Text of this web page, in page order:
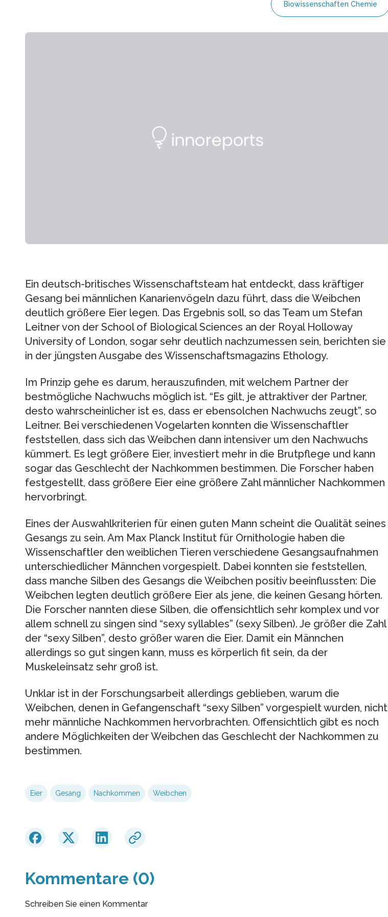
Biowissenschaften Chemie
Ein deutsch-britisches Wissenschaftsteam hat entdeckt, dass kräftiger
Gesang bei männlichen Kanarienvögeln dazu führt, dass die Weibchen
deutlich größere Eier legen. Das Ergebnis soll, so das Team um Stefan
Leitner von der School of Biological Sciences an der Royal Holloway
University of London, sogar sehr deutlich nachzumessen sein, berichten sie
in der jüngsten Ausgabe des Wissenschaftsmagazins Ethology.
Im Prinzip gehe es darum, herauszufinden, mit welchem Partner der
bestmögliche Nachwuchs möglich ist. “Es gilt, je attraktiver der Partner,
desto wahrscheinlicher ist es, dass er ebensolchen Nachwuchs zeugt”, so
Leitner. Bei verschiedenen Vogelarten konnten die Wissenschaftler
feststellen, dass sich das Weibchen dann intensiver um den Nachwuchs
kümmert. Es legt größere Eier, investiert mehr in die Brutpflege und kann
sogar das Geschlecht der Nachkommen bestimmen. Die Forscher haben
festgestellt, dass größere Eier eine größere Zahl männlicher Nachkommen
hervorbringt.
Eines der Auswahlkriterien für einen guten Mann scheint die Qualität seines
Gesangs zu sein. Am Max Planck Institut für Ornithologie haben die
Wissenschaftler den weiblichen Tieren verschiedene Gesangsaufnahmen
unterschiedlicher Männchen vorgespielt. Dabei konnten sie feststellen,
dass manche Silben des Gesangs die Weibchen positiv beeinflussten: Die
Weibchen legten deutlich größere Eier als jene, die keinen Gesang hörten.
Die Forscher nannten diese Silben, die offensichtlich sehr komplex und vor
allem schnell zu singen sind “sexy syllables” (sexy Silben). Je größer die Zahl
der “sexy Silben”, desto größer waren die Eier. Damit ein Männchen
allerdings so gut singen kann, muss es körperlich fit sein, da der
Muskeleinsatz sehr groß ist.
Unklar ist in der Forschungsarbeit allerdings geblieben, warum die
Weibchen, denen in Gefangenschaft “sexy Silben” vorgespielt wurden, nicht
mehr männliche Nachkommen hervorbrachten. Offensichtlich gibt es noch
andere Möglichkeiten der Weibchen das Geschlecht der Nachkommen zu
bestimmen.
Eier Gesang Nachkommen Weibchen
Kommentare (0)
Schreiben Sie einen Kommentar